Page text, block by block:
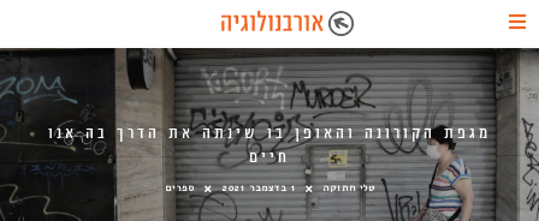
מגפת הקורונה והאופן בו שינתה את הדרך בה אנו
חיים
טלי חתוקה 1 בדצמבר 2021 ספרים